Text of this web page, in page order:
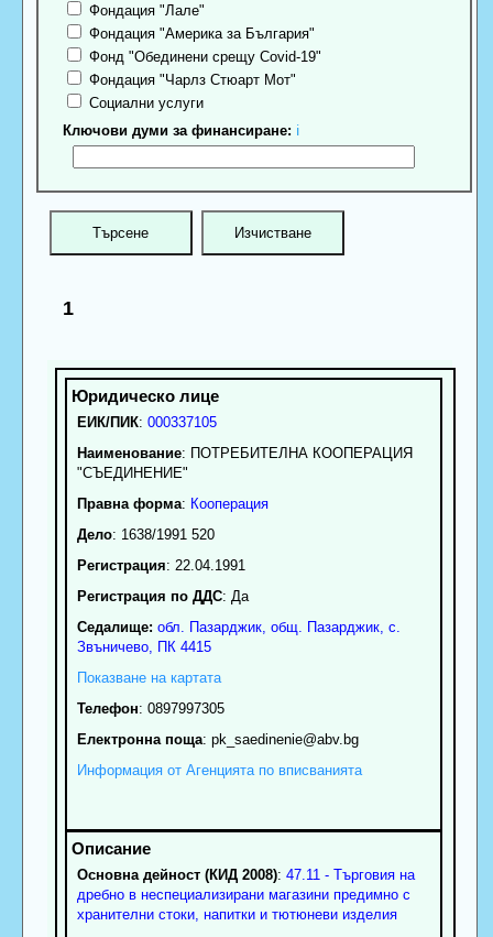
Фондация "Лале"
Фондация "Америка за България"
Фонд "Обединени срещу Covid-19"
Фондация "Чарлз Стюарт Мот"
Социални услуги
Ключови думи за финансиране: ℹ
1
ЕИК/ПИК: 000337105
Наименование: ПОТРЕБИТЕЛНА КООПЕРАЦИЯ
"СЪЕДИНЕНИЕ"
Правна форма: Кооперация
Дело: 1638/1991 520
Регистрация: 22.04.1991
Регистрация по ДДС: Да
Седалище: обл. Пазарджик, общ. Пазарджик, с.
Звъничево, ПК 4415
Показване на картата
Телефон: 0897997305
Електронна поща: pk_saedinenie@abv.bg
Информация от Агенцията по вписванията
Основна дейност (КИД 2008): 47.11 - Търговия на
дребно в неспециализирани магазини предимно с
хранителни стоки, напитки и тютюневи изделия